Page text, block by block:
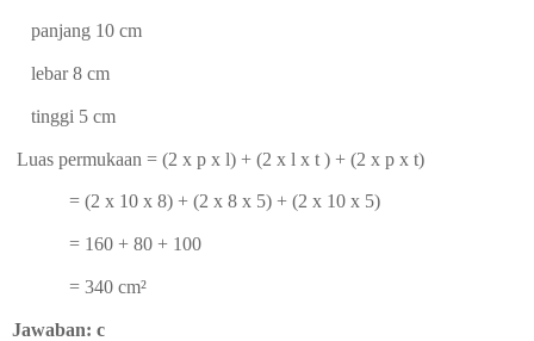
panjang 10 cm
lebar 8 cm
tinggi 5 cm
Luas permukaan = (2 x p x l) + (2 x l x t ) + (2 x p x t)
= (2 x 10 x 8) + (2 x 8 x 5) + (2 x 10 x 5)
= 160 + 80 + 100
= 340 cm²
Jawaban: c